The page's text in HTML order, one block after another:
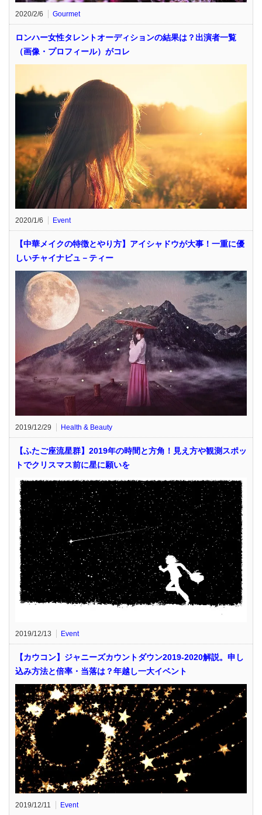
2020/2/6 Gourmet
ロンハー女性タレントオーディションの結果は？出演者一覧
（画像・プロフィール）がコレ
2020/1/6 Event
【中華メイクの特徴とやり方】アイシャドウが大事！一重に優
しいチャイナビュ－ティー
2019/12/29 Health & Beauty
【ふたご座流星群】2019年の時間と方角！見え方や観測スポッ
トでクリスマス前に星に願いを
2019/12/13 Event
【カウコン】ジャニーズカウントダウン2019-2020解説。申し
込み方法と倍率・当落は？年越し一大イベント
2019/12/11 Event